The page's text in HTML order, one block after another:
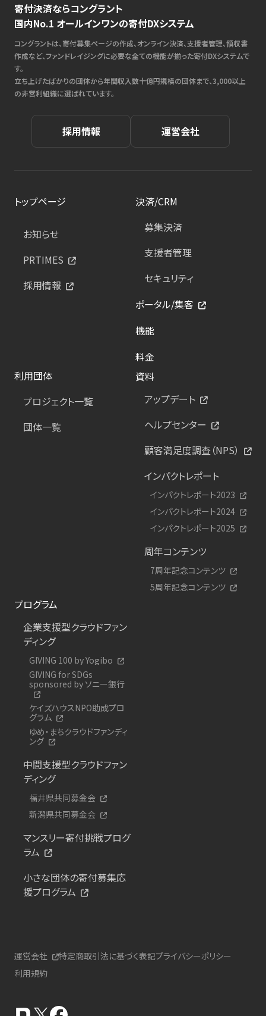
寄付決済ならコングラント
国内No.1 オールインワンの寄付DXシステム
コングラントは、寄付募集ページの作成、オンライン決済、支援者管理、領収書
作成など、ファンドレイジングに必要な全ての機能が揃った寄付DXシステムで
す。
立ち上げたばかりの団体から年間収入数十億円規模の団体まで、3,000以上
の非営利組織に選ばれています。
採用情報 運営会社
トップページ
お知らせ
PRTIMES
採用情報
決済/CRM
募集決済
支援者管理
セキュリティ
ポータル/集客
機能
料金
利用団体
プロジェクト一覧
団体一覧
資料
アップデート
ヘルプセンター
顧客満足度調査（NPS）
インパクトレポート
インパクトレポート2023
インパクトレポート2024
インパクトレポート2025
周年コンテンツ
7周年記念コンテンツ
5周年記念コンテンツ
プログラム
企業支援型クラウドファン
ディング
GIVING 100 by Yogibo
GIVING for SDGs
sponsored by ソニー銀行
ケイズハウスNPO助成プロ
グラム
ゆめ・まちクラウドファンディ
ング
中間支援型クラウドファン
ディング
福井県共同募金会
新潟県共同募金会
マンスリー寄付挑戦プログ
ラム
小さな団体の寄付募集応
援プログラム
運営会社 特定商取引法に基づく表記プライバシーポリシー
利用規約